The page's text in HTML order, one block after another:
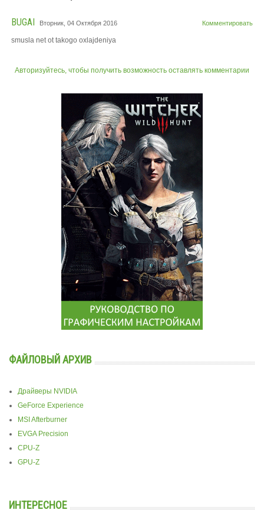
Комментировать
BUGAI Вторник, 04 Октября 2016
smusla net ot takogo oxlajdeniya
Авторизуйтесь, чтобы получить возможность оставлять комментарии
ФАЙЛОВЫЙ АРХИВ
Драйверы NVIDIA
GeForce Experience
MSI Afterburner
EVGA Precision
CPU-Z
GPU-Z
ИНТЕРЕСНОЕ